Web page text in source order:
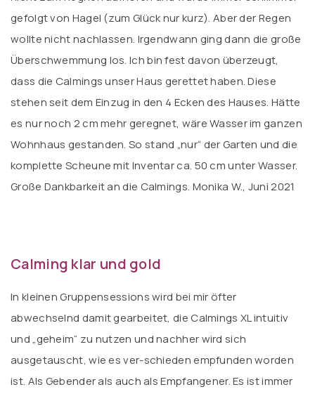
gefolgt von Hagel (zum Glück nur kurz). Aber der Regen
wollte nicht nachlassen. Irgendwann ging dann die große
Überschwemmung los. Ich bin fest davon überzeugt,
dass die Calmings unser Haus gerettet haben. Diese
stehen seit dem Einzug in den 4 Ecken des Hauses. Hätte
es nur noch 2 cm mehr geregnet, wäre Wasser im ganzen
Wohnhaus gestanden. So stand „nur“ der Garten und die
komplette Scheune mit Inventar ca. 50 cm unter Wasser.
Große Dankbarkeit an die Calmings. Monika W., Juni 2021
Calming klar und gold
In kleinen Gruppensessions wird bei mir öfter
abwechselnd damit gearbeitet, die Calmings XL intuitiv
und „geheim“ zu nutzen und nachher wird sich
ausgetauscht, wie es ver-schieden empfunden worden
ist. Als Gebender als auch als Empfangener. Es ist immer